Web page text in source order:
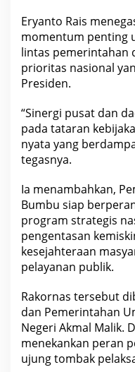
Eryanto Rais
momentum penting
lintas pemerintahan
prioritas nasional
Presiden.
“Sinergi pusat dan
pada tataran
nyata yang
tegasnya.
Ia menambahkan,
Bumbu siap
program strategis
pengentasan
kesejahteraan
pelayanan publik.
Rakornas tersebut
dan Pemerintahan
Negeri Akmal Malik.
menekankan peran
ujung tombak